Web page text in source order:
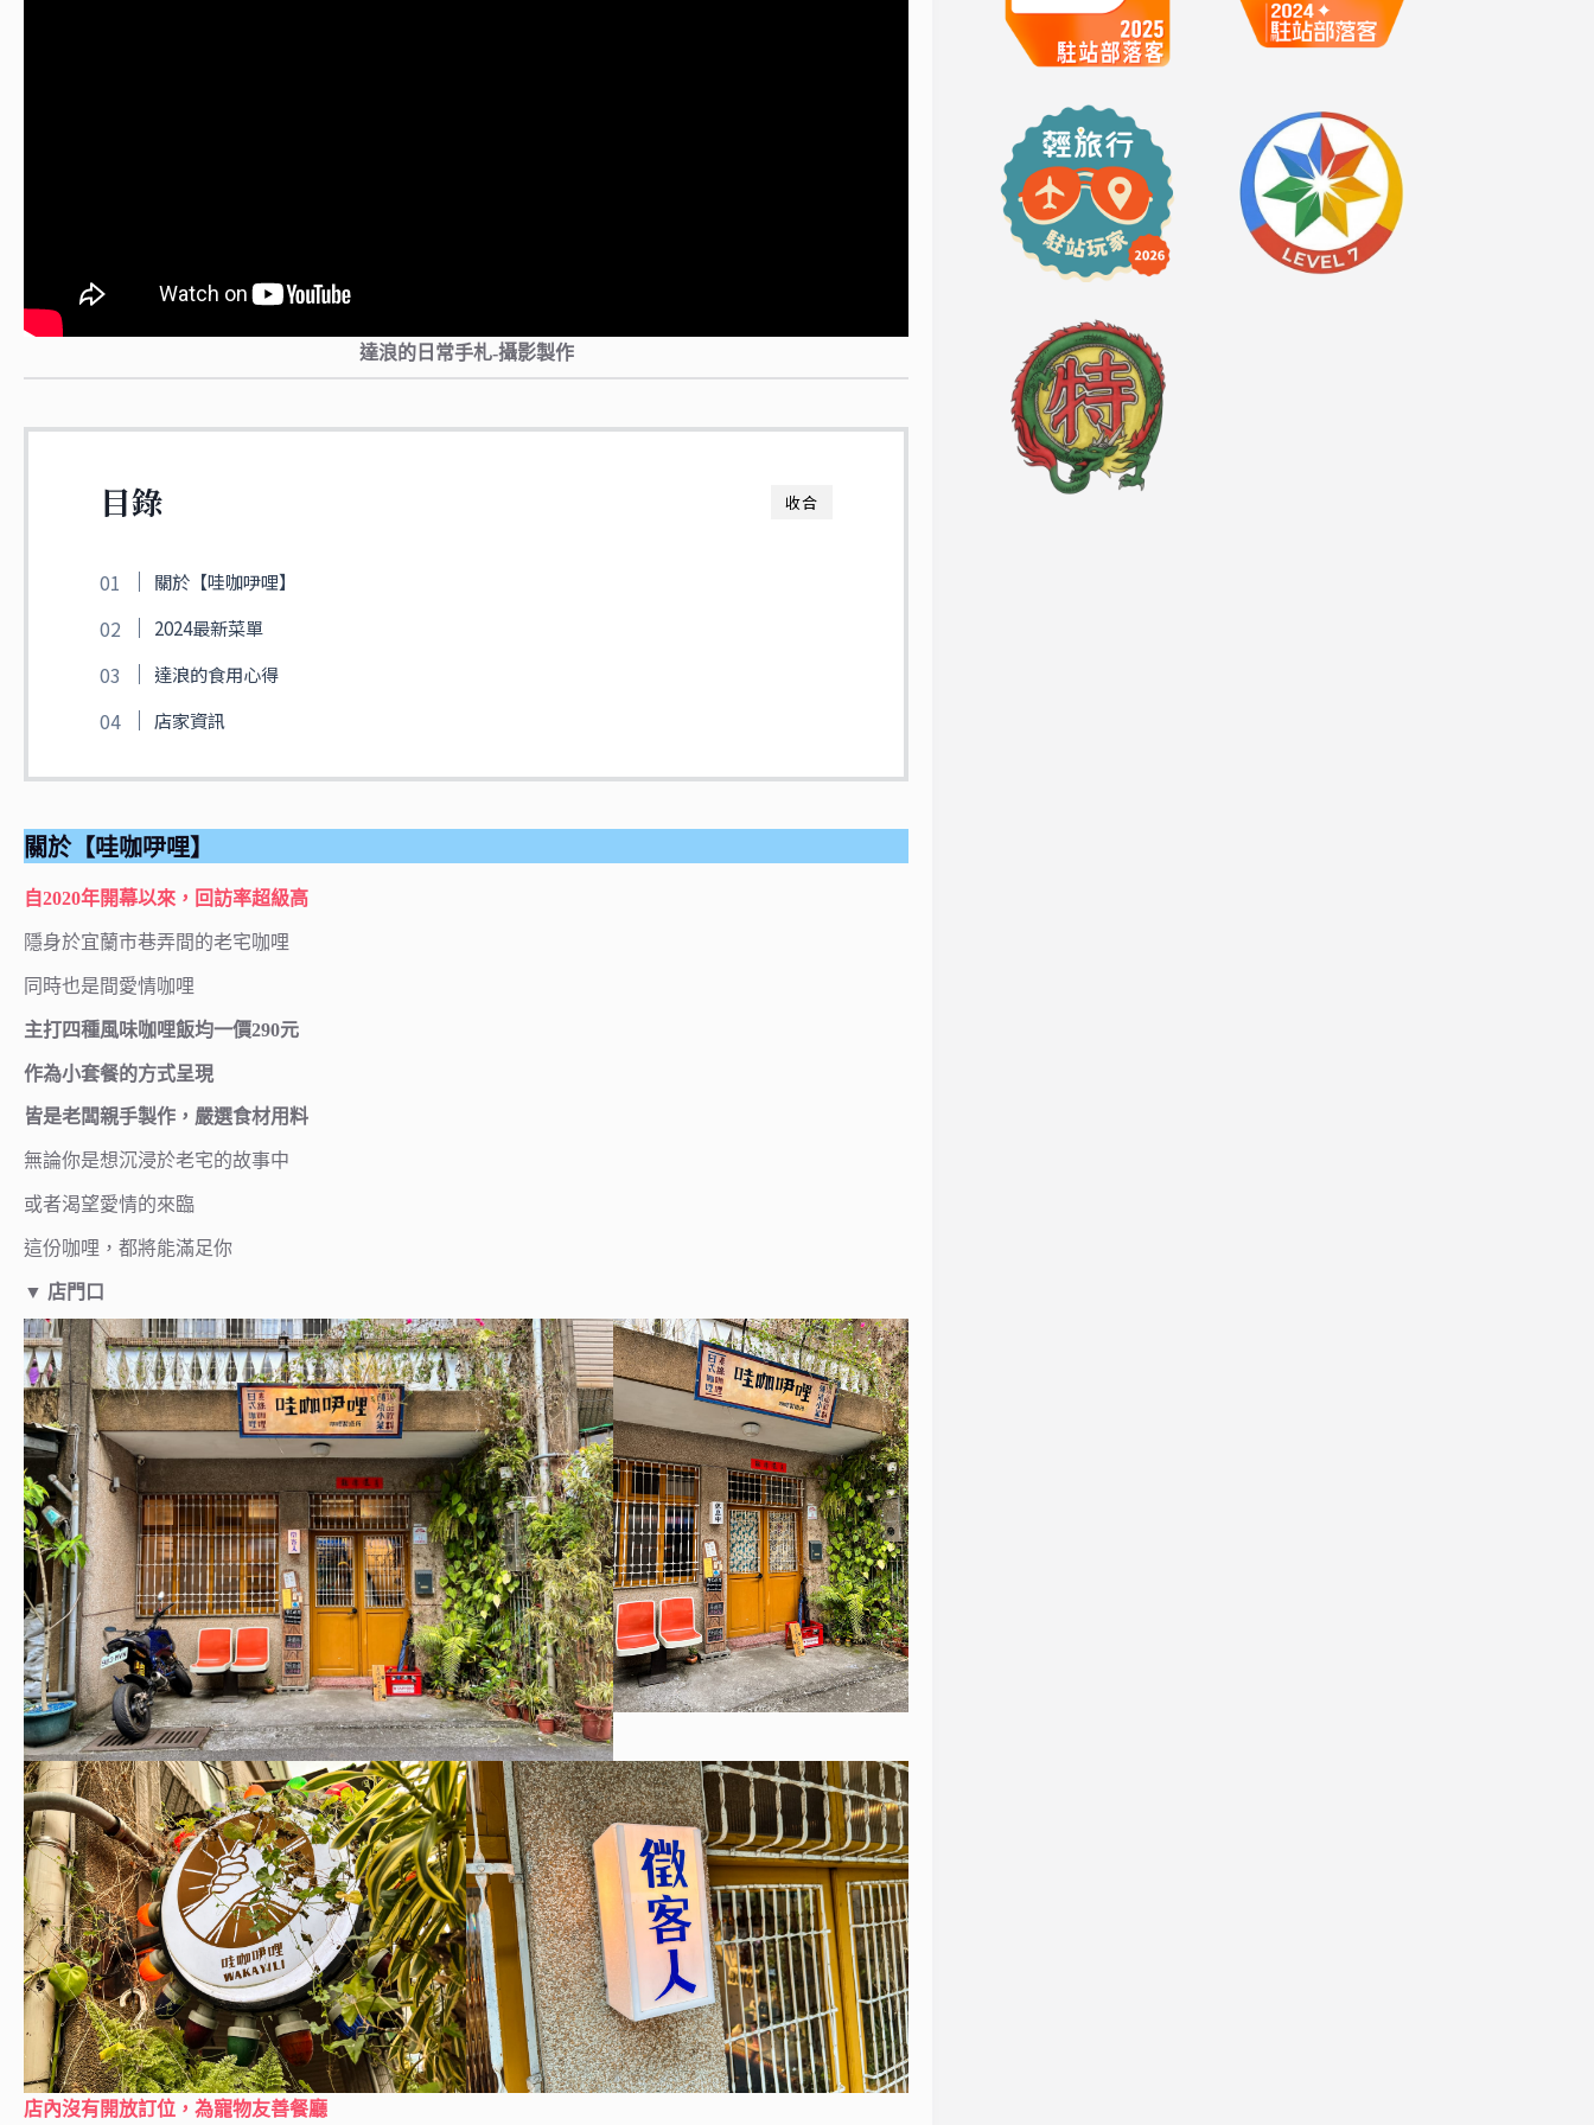
達浪的日常手札-攝影製作
收合
目錄
關於【哇咖吚哩】
2024最新菜單
達浪的食用心得
店家資訊
關於【哇咖吚哩】
自2020年開幕以來，回訪率超級高
隱身於宜蘭市巷弄間的老宅咖哩
同時也是間愛情咖哩
主打四種風味咖哩飯均一價290元
作為小套餐的方式呈現
皆是老闆親手製作，嚴選食材用料
無論你是想沉浸於老宅的故事中
或者渴望愛情的來臨
這份咖哩，都將能滿足你
▼ 店門口
店內沒有開放訂位，為寵物友善餐廳